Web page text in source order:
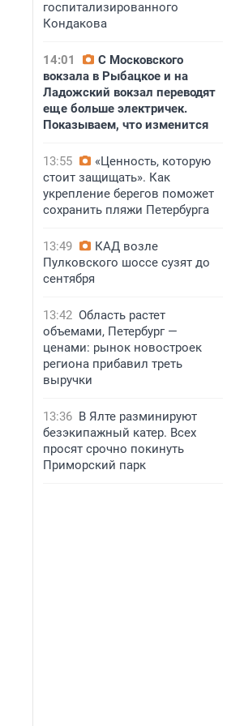
госпитализированного
Кондакова
14:01
С Московского
вокзала в Рыбацкое и на
Ладожский вокзал переводят
еще больше электричек.
Показываем, что изменится
13:55
«Ценность, которую
стоит защищать». Как
укрепление берегов поможет
сохранить пляжи Петербурга
13:49
КАД возле
Пулковского шоссе сузят до
сентября
13:42 Область растет
объемами, Петербург —
ценами: рынок новостроек
региона прибавил треть
выручки
13:36 В Ялте разминируют
безэкипажный катер. Всех
просят срочно покинуть
Приморский парк